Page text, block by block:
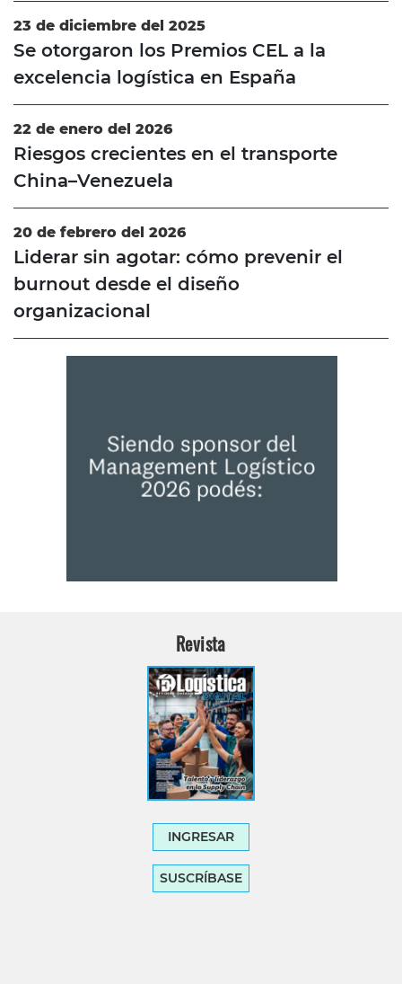
23 de diciembre del 2025
Se otorgaron los Premios CEL a la
excelencia logística en España
22 de enero del 2026
Riesgos crecientes en el transporte
China–Venezuela
20 de febrero del 2026
Liderar sin agotar: cómo prevenir el
burnout desde el diseño
organizacional
Revista
INGRESAR
SUSCRÍBASE